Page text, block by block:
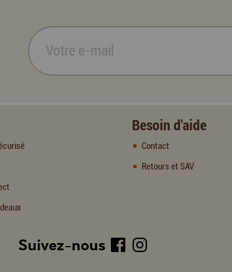
Besoin d'aide
Contact
Retours et SAV
Suivez-nous